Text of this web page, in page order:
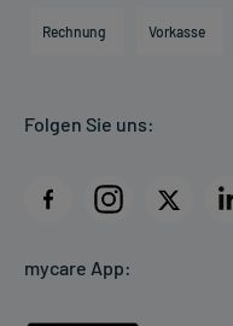
Direktabrechnung PKV
AGB
Datenschutz
Rückgabe/Widerruf
Rechnung Vorkasse
Folgen Sie uns:
mycare App: